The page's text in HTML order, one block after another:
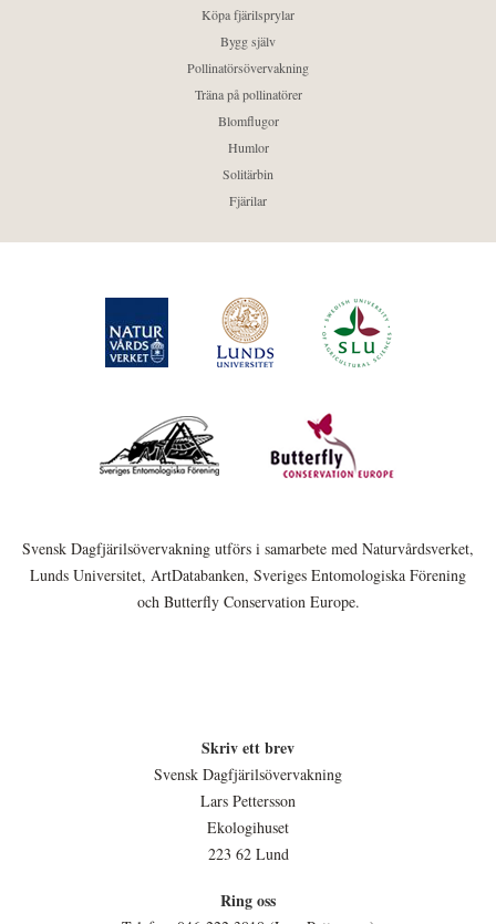
Köpa fjärilsprylar
Bygg själv
Pollinatörsövervakning
Träna på pollinatörer
Blomflugor
Humlor
Solitärbin
Fjärilar
Svensk Dagfjärilsövervakning utförs i samarbete med Naturvårdsverket,
Lunds Universitet, ArtDatabanken, Sveriges Entomologiska Förening
och Butterfly Conservation Europe.
Skriv ett brev
Svensk Dagfjärilsövervakning
Lars Pettersson
Ekologihuset
223 62 Lund
Ring oss